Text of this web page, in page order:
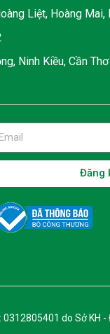
Liệt, Hoàng Mai,
Ninh Kiều, Cần Thơ
Đăng
0312805401 do Sở KH